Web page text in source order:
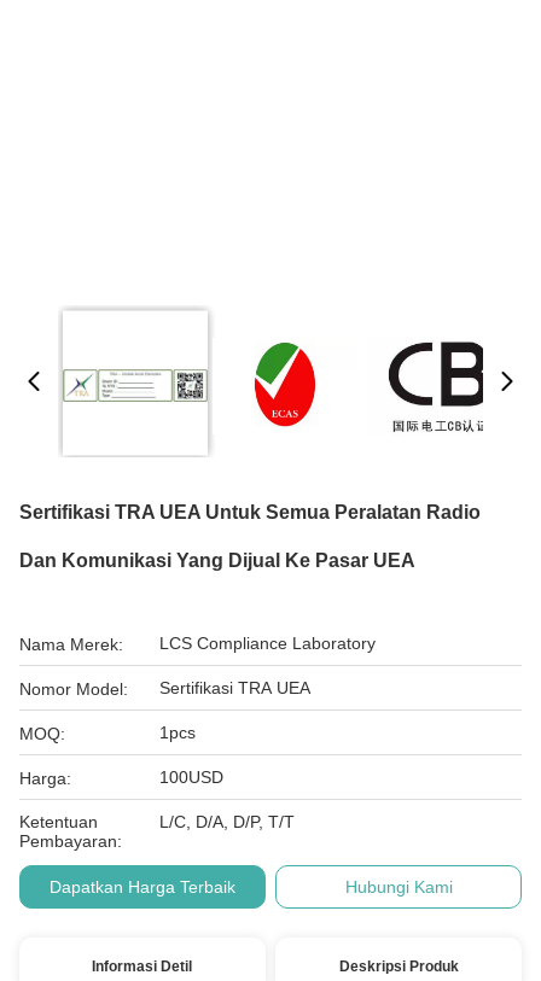
Sertifikasi TRA UEA Untuk Semua Peralatan Radio
Dan Komunikasi Yang Dijual Ke Pasar UEA
Nama Merek: LCS Compliance Laboratory
Nomor Model: Sertifikasi TRA UEA
MOQ: 1pcs
Harga: 100USD
Ketentuan
Pembayaran:
L/C, D/A, D/P, T/T
Dapatkan Harga Terbaik Hubungi Kami
Informasi Detil Deskripsi Produk